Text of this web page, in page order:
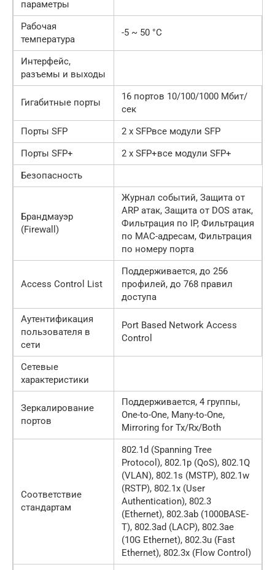
параметры
Рабочая
температура
-5 ~ 50 °C
Интерфейс,
разъемы и выходы
Гигабитные порты
16 портов 10/100/1000 Мбит/
сек
Порты SFP
2 x SFPвсе модули SFP
Порты SFP+
2 x SFP+все модули SFP+
Безопасность
Брандмауэр
(Firewall)
Журнал событий, Защита от
ARP атак, Защита от DOS атак,
Фильтрация по IP, Фильтрация
по MAC-адресам, Фильтрация
по номеру порта
Access Control List
Поддерживается, до 256
профилей, до 768 правил
доступа
Аутентификация
пользователя в
сети
Port Based Network Access
Control
Сетевые
характеристики
Зеркалирование
портов
Поддерживается, 4 группы,
One-to-One, Many-to-One,
Mirroring for Tx/Rx/Both
Соответствие
стандартам
802.1d (Spanning Tree
Protocol), 802.1p (QoS), 802.1Q
(VLAN), 802.1s (MSTP), 802.1w
(RSTP), 802.1x (User
Authentication), 802.3
(Ethernet), 802.3ab (1000BASE-
T), 802.3ad (LACP), 802.3ae
(10G Ethernet), 802.3u (Fast
Ethernet), 802.3x (Flow Control)